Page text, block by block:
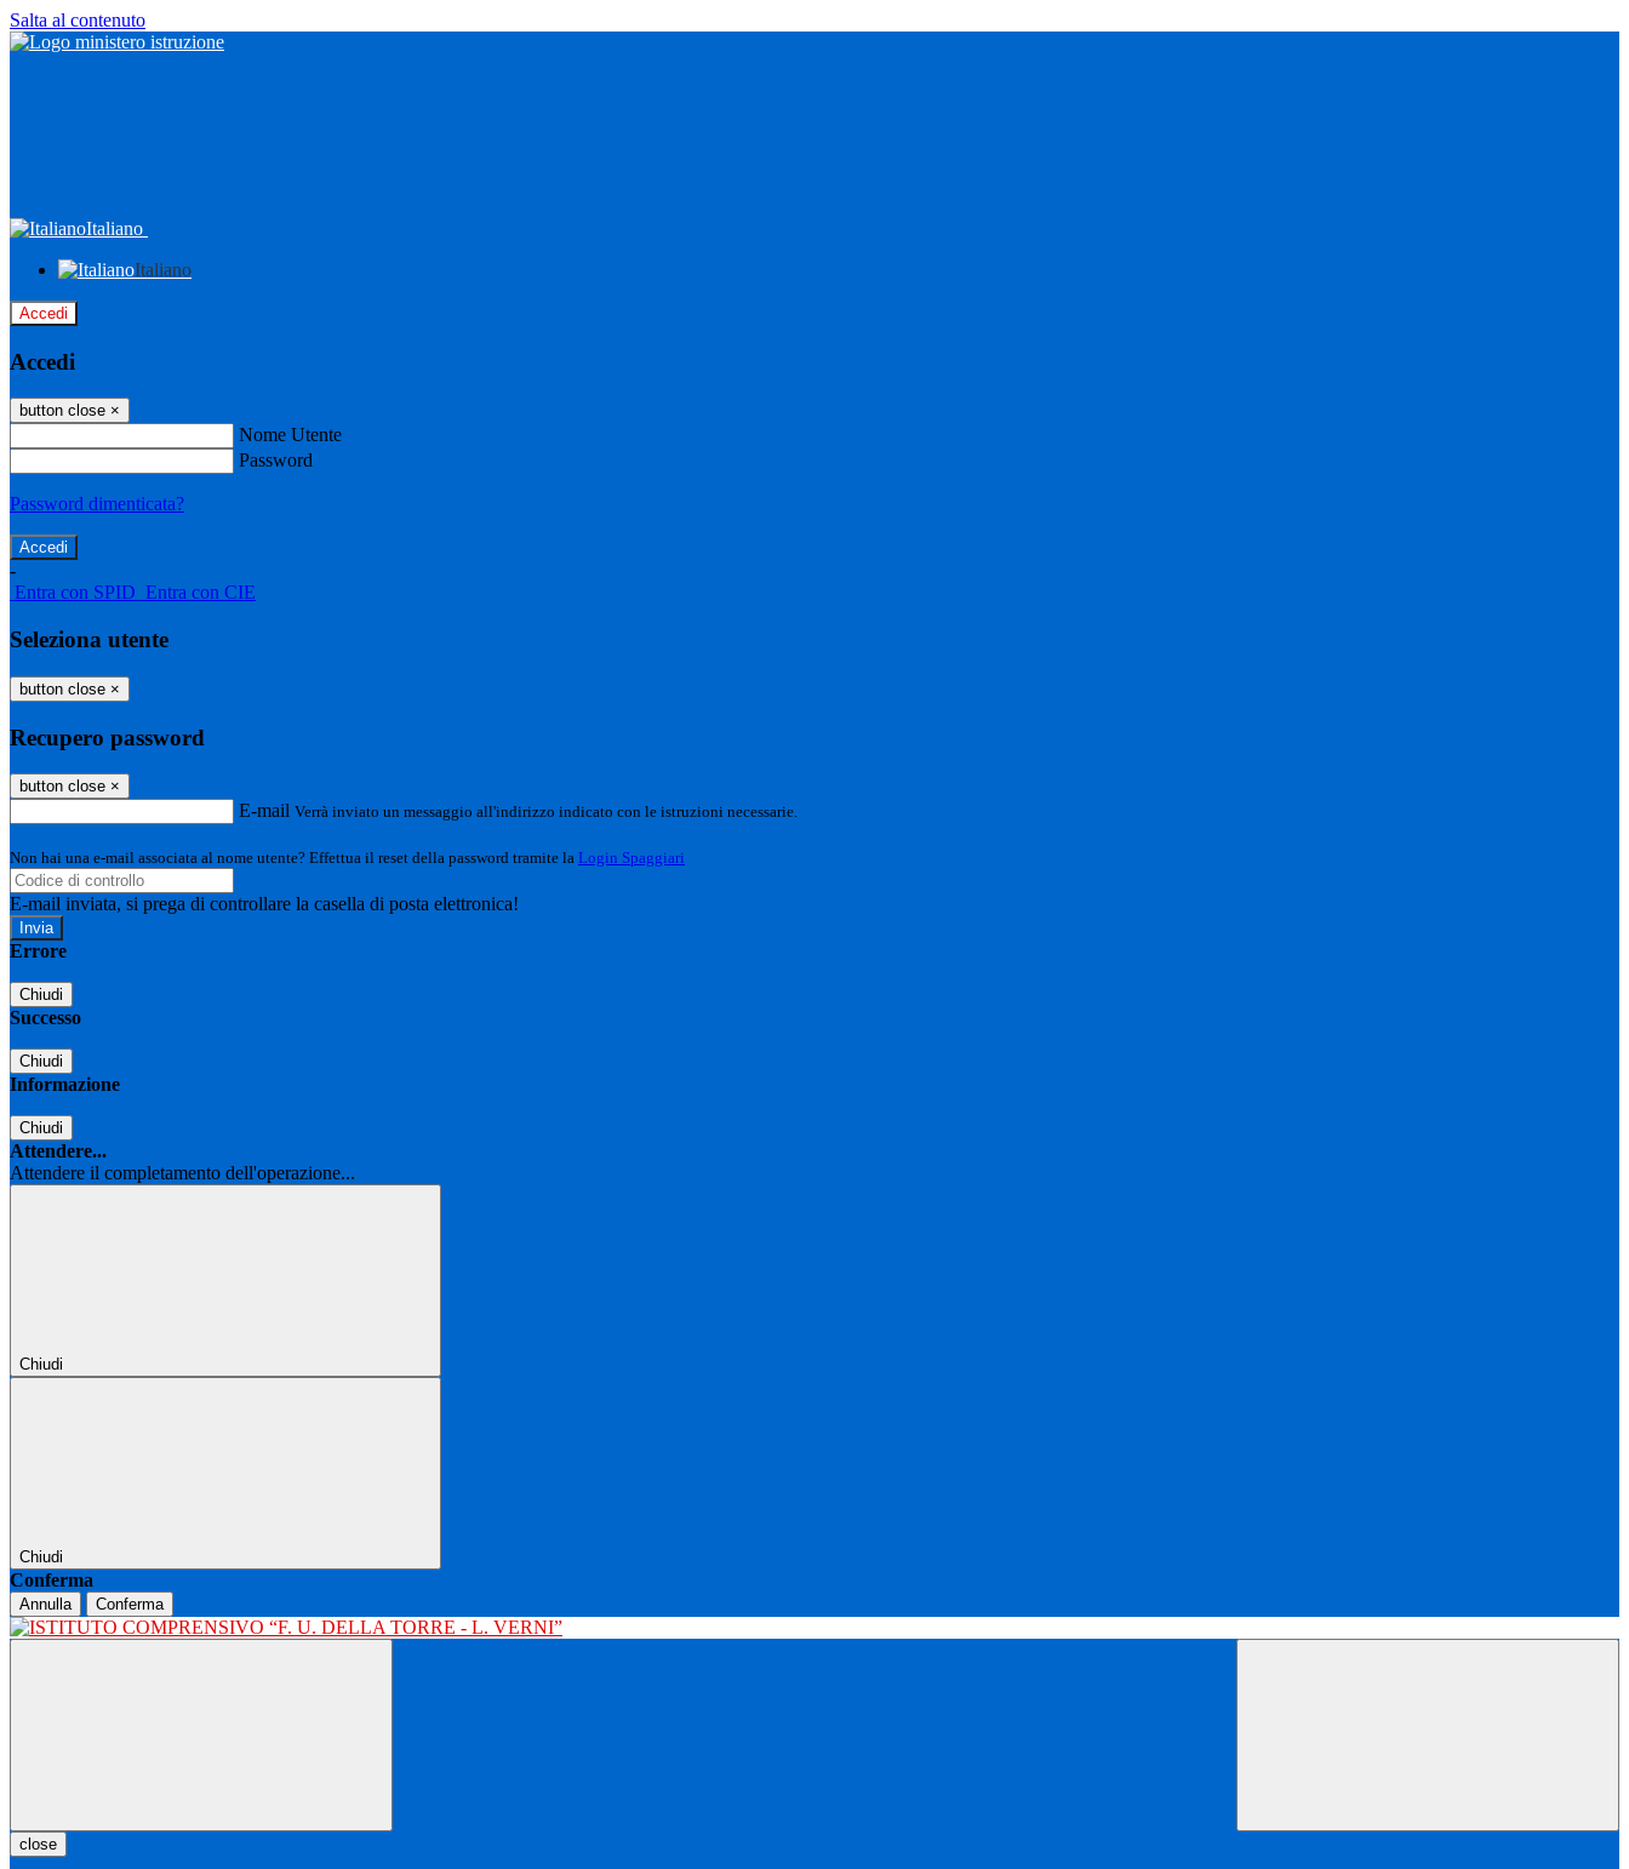
Salta al contenuto
Italiano
Italiano
Accedi
Accedi
button close ×
Nome Utente
Password
Password dimenticata?
-
Entra con SPID Entra con CIE
Seleziona utente
button close ×
Recupero password
button close ×
E-mail Verrà inviato un messaggio all'indirizzo indicato con le istruzioni necessarie.
Non hai una e-mail associata al nome utente? Effettua il reset della password tramite la Login Spaggiari
E-mail inviata, si prega di controllare la casella di posta elettronica!
Errore
Chiudi
Successo
Chiudi
Informazione
Chiudi
Attendere...
Attendere il completamento dell'operazione...
Chiudi
Chiudi
Conferma
Annulla Conferma
close